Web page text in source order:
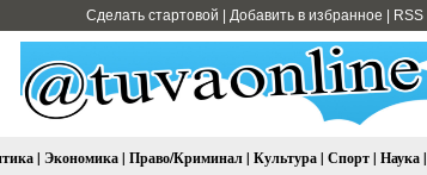
Сделать стартовой Добавить в избранное RSS
| Экономика| Право/Криминал| Культура| Спорт| Наука|